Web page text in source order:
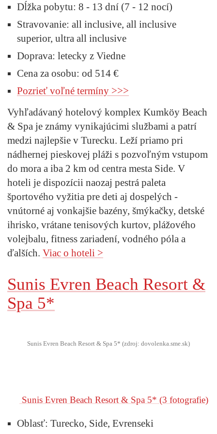
Dĺžka pobytu: 8 - 13 dní (7 - 12 nocí)
Stravovanie: all inclusive, all inclusive
superior, ultra all inclusive
Doprava: letecky z Viedne
Cena za osobu: od 514 €
Pozrieť voľné termíny >>>
Vyhľadávaný hotelový komplex Kumköy Beach
& Spa je známy vynikajúcimi službami a patrí
medzi najlepšie v Turecku. Leží priamo pri
nádhernej pieskovej pláži s pozvoľným vstupom
do mora a iba 2 km od centra mesta Side. V
hoteli je dispozícii naozaj pestrá paleta
športového vyžitia pre deti aj dospelých -
vnútorné aj vonkajšie bazény, šmýkačky, detské
ihrisko, vrátane tenisových kurtov, plážového
volejbalu, fitness zariadení, vodného póla a
ďalších. Viac o hoteli >
Sunis Evren Beach Resort &
Spa 5*
Sunis Evren Beach Resort & Spa 5* (zdroj: dovolenka.sme.sk)
Sunis Evren Beach Resort & Spa 5* (3 fotografie)
Oblasť: Turecko, Side, Evrenseki